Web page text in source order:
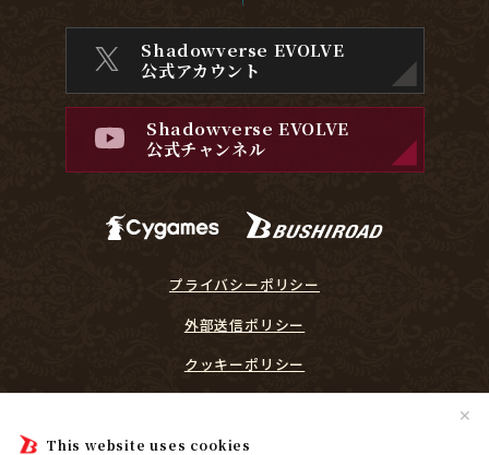
This website uses cookies
✕
Shadowverse EVOLVE
公式アカウント
Shadowverse EVOLVE
公式チャンネル
プライバシーポリシー
外部送信ポリシー
クッキーポリシー
プレイヤーリスペクト宣言